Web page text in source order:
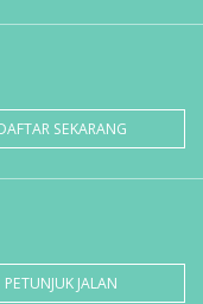
SEKARANG
PETUNJUK JALAN